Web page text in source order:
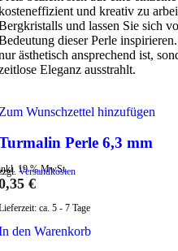
und kreativ zu
und lassen Sie sich
dieser Perle
ästhetisch ansprechend ist,
Eleganz ausstrahlt.
Wunschzettel hinzufügen
Perle 6,3 mm
19 % MwSt.
Versandkosten
€
ca. 5 - 7 Tage
den Warenkorb